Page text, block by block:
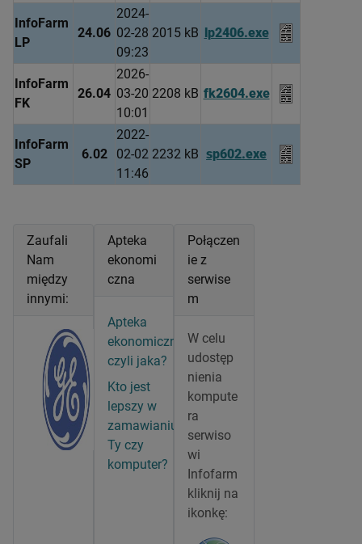
InfoFarm
LP
24.06
2024-
02-28
09:23
2015 kB lp2406.exe
InfoFarm
FK
26.04
2026-
03-20
10:01
2208 kB fk2604.exe
InfoFarm
SP
6.02
2022-
02-02
11:46
2232 kB sp602.exe
Zaufali
Nam
między
innymi:
Apteka
ekonomi
czna
Apteka
ekonomiczna,
czyli jaka?
Kto jest
lepszy w
zamawianiu?
Ty czy
komputer?
Połączen
ie z
serwise
m
W celu
udostęp
nienia
kompute
ra
serwiso
wi
Infofarm
kliknij na
ikonkę: